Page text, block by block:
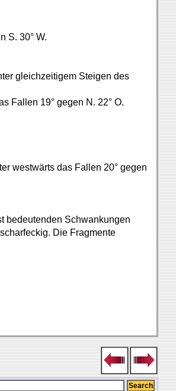
S. 30° W.
gleichzeitigem Steigen des
Fallen 19° gegen N. 22° O.
westwärts das Fallen 20° gegen
bedeutenden Schwankungen
Die Fragmente